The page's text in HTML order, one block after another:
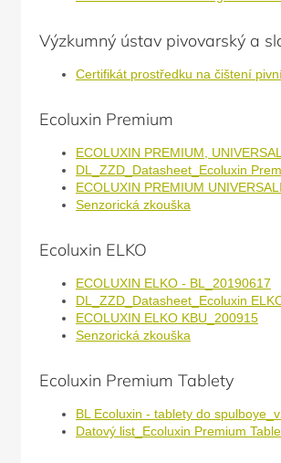
Výzkumný ústav pivovarský a
Certifikát prostředku na čištení
Ecoluxin Premium
ECOLUXIN PREMIUM,
DL_ZZD_Datasheet_Ecoluxin
ECOLUXIN PREMIUM
Senzorická zkouška
Ecoluxin ELKO
ECOLUXIN ELKO - BL_20190617
DL_ZZD_Datasheet_Ecoluxin
ECOLUXIN ELKO KBU_200915
Senzorická zkouška
Ecoluxin Premium Tablety
BL Ecoluxin - tablety do
Datový list_Ecoluxin Premium